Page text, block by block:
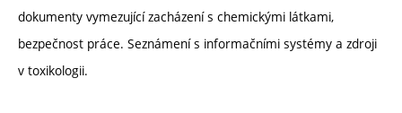
dokumenty vymezující zacházení s chemickými látkami,
bezpečnost práce. Seznámení s informačními systémy a zdroji
v toxikologii.